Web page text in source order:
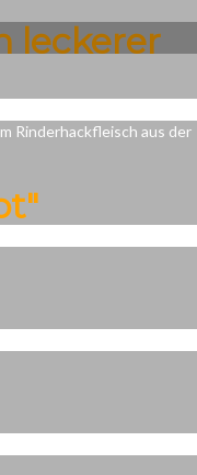
leckerer
Rinderhackfleisch aus der